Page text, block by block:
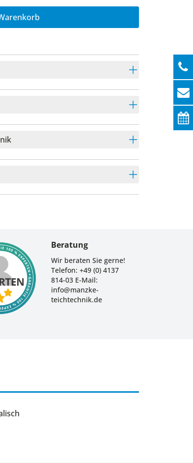
Beratung
Wir beraten Sie gerne!
Telefon: +49 (0) 4137
814-03 E-Mail:
info@manzke-
teichtechnik.de